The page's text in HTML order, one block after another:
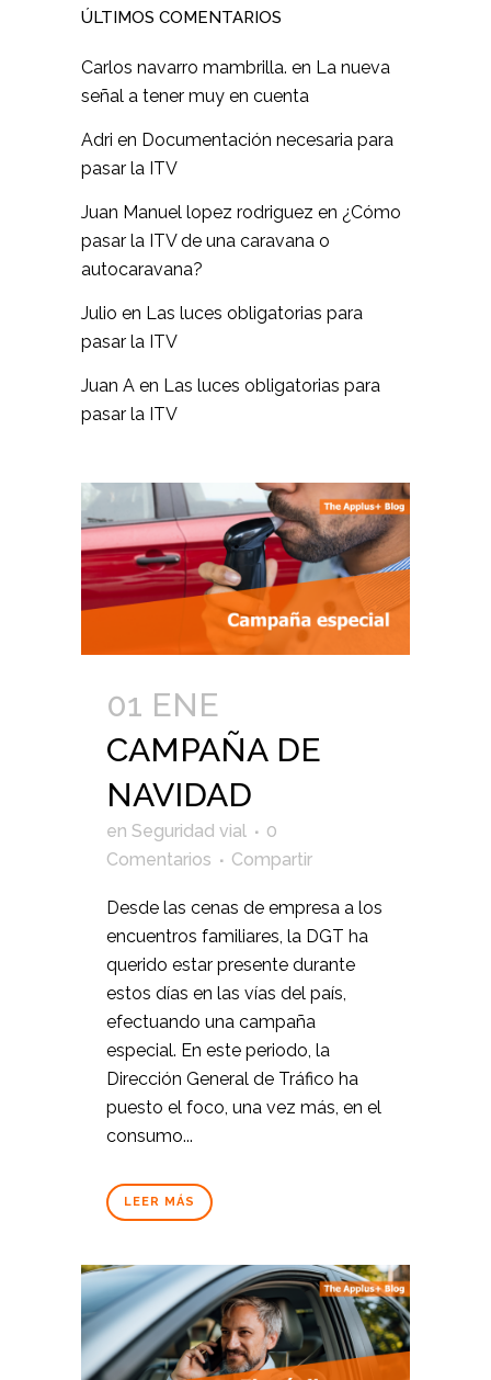
ÚLTIMOS COMENTARIOS
Carlos navarro mambrilla. en La nueva
señal a tener muy en cuenta
Adri en Documentación necesaria para
pasar la ITV
Juan Manuel lopez rodriguez en ¿Cómo
pasar la ITV de una caravana o
autocaravana?
Julio en Las luces obligatorias para
pasar la ITV
Juan A en Las luces obligatorias para
pasar la ITV
01 ENE
CAMPAÑA DE
NAVIDAD
en Seguridad vial
0
Comentarios
Compartir
Desde las cenas de empresa a los
encuentros familiares, la DGT ha
querido estar presente durante
estos días en las vías del país,
efectuando una campaña
especial. En este periodo, la
Dirección General de Tráfico ha
puesto el foco, una vez más, en el
consumo...
LEER MÁS